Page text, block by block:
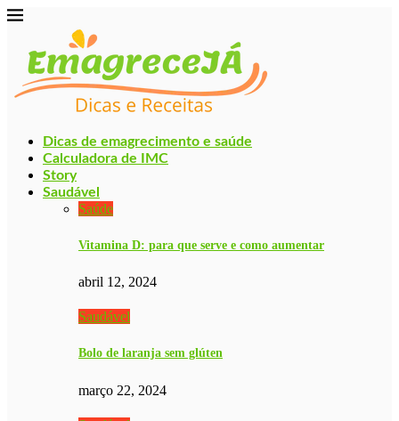
Dicas de emagrecimento e saúde
Calculadora de IMC
Story
Saudável
Saúde
Vitamina D: para que serve e como aumentar
abril 12, 2024
Saudável
Bolo de laranja sem glúten
março 22, 2024